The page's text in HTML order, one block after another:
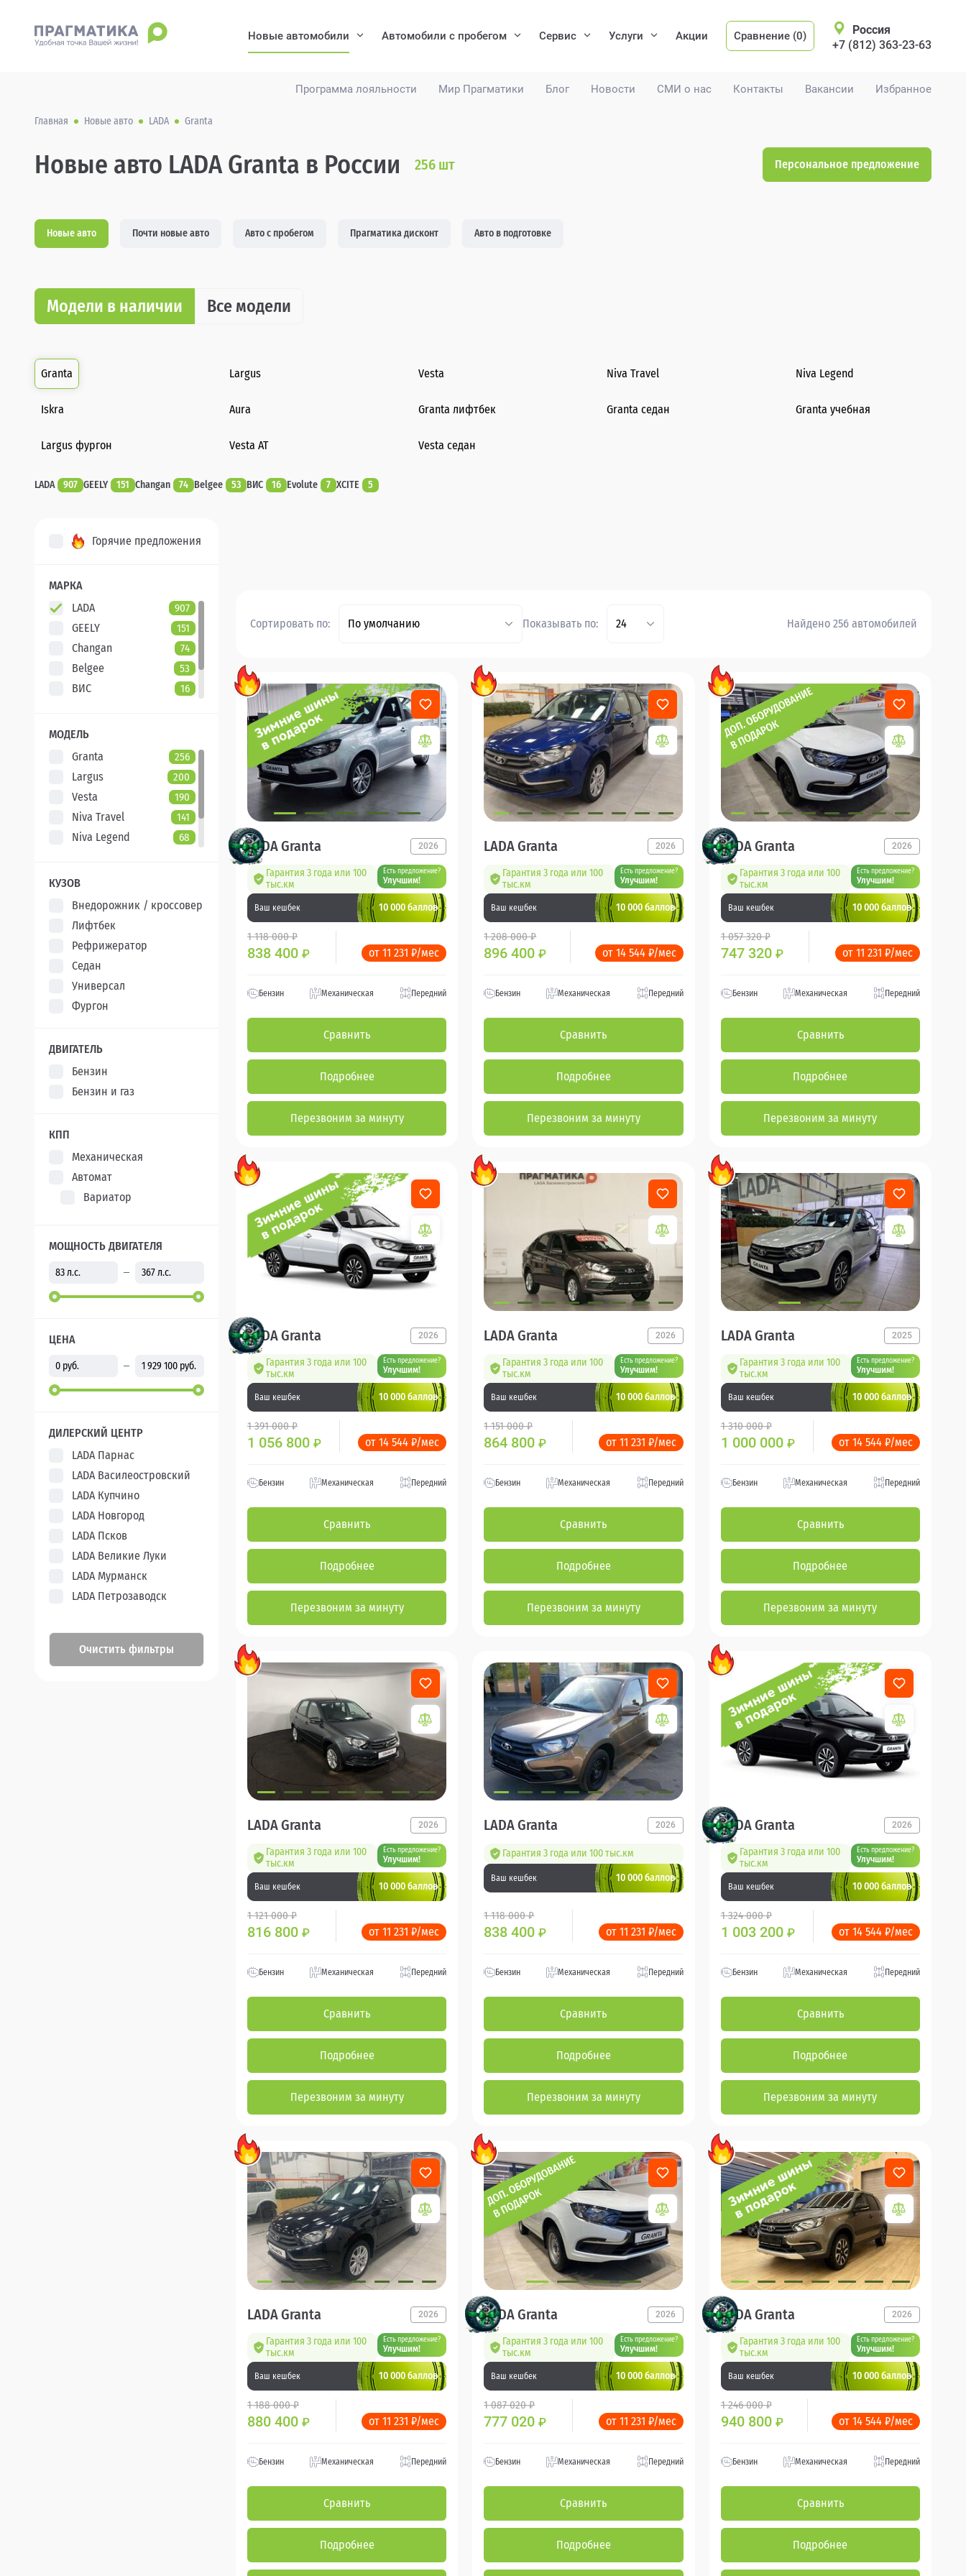
Программа лояльности Мир Прагматики Блог Новости СМИ о нас Контакты Вакансии Избранное
Новые автомобили Автомобили с пробегом Сервис Услуги Акции Сравнение (0)
Россия
+7 (812) 363-23-63
Главная Новые авто LADA Granta
Новые авто LADA Granta в России 256 шт Персональное предложение
Новые авто Почти новые авто Авто с пробегом Прагматика дисконт Авто в подготовке
Модели в наличии Все модели
Granta Largus Vesta Niva Travel Niva Legend
Iskra Aura Granta лифтбек Granta седан Granta учебная
Largus фургон Vesta AT Vesta седан
LADA 907 GEELY 151 Changan 74 Belgee 53 ВИС 16 Evolute 7 XCITE 5
Горячие предложения
МАРКА
LADA
907
GEELY 151
Changan 74
Belgee 53
ВИС 16
XCITE
МОДЕЛЬ
Granta
256
Largus 200
Vesta 190
Niva Travel 141
Niva Legend 68
Aura
КУЗОВ
Внедорожник / кроссовер
Лифтбек
Рефрижератор
Седан
Универсал
Фургон
ДВИГАТЕЛЬ
Бензин
Бензин и газ
КПП
Механическая
Автомат
Вариатор
МОЩНОСТЬ ДВИГАТЕЛЯ
ЦЕНА
ДИЛЕРСКИЙ ЦЕНТР
LADA Парнас
LADA Василеостровский
LADA Купчино
LADA Новгород
LADA Псков
LADA Великие Луки
LADA Мурманск
LADA Петрозаводск
Очистить фильтры
Сортировать по: По умолчанию Показывать по: 24 Найдено 256 автомобилей
LADA Granta 2026
Гарантия 3 года или 100
тыс.км
Есть предложение?
Улучшим!
Ваш кешбек 10 000 баллов
1 118 000 ₽
838 400 ₽ от 11 231 ₽/мес
Бензин Механическая Передний
Сравнить
Подробнее
Перезвоним за минуту
LADA Granta 2026
Гарантия 3 года или 100
тыс.км
Есть предложение?
Улучшим!
Ваш кешбек 10 000 баллов
1 208 000 ₽
896 400₽ от 14 544 ₽/мес
Бензин Механическая Передний
Сравнить
Подробнее
Перезвоним за минуту
LADA Granta 2026
Гарантия 3 года или 100
тыс.км
Есть предложение?
Улучшим!
Ваш кешбек 10 000 баллов
1 057 320 ₽
747 320 ₽ от 11 231 ₽/мес
Бензин Механическая Передний
Сравнить
Подробнее
Перезвоним за минуту
LADA Granta 2026
Гарантия 3 года или 100
тыс.км
Есть предложение?
Улучшим!
Ваш кешбек 10 000 баллов
1 391 000 ₽
1 056 800 ₽ от 14 544 ₽/мес
Бензин Механическая Передний
Сравнить
Подробнее
Перезвоним за минуту
LADA Granta 2026
Гарантия 3 года или 100
тыс.км
Есть предложение?
Улучшим!
Ваш кешбек 10 000 баллов
1 151 000 ₽
864 800₽ от 11 231 ₽/мес
Бензин Механическая Передний
Сравнить
Подробнее
Перезвоним за минуту
LADA Granta 2025
Гарантия 3 года или 100
тыс.км
Есть предложение?
Улучшим!
Ваш кешбек 10 000 баллов
1 310 000 ₽
1 000 000 ₽ от 14 544 ₽/мес
Бензин Механическая Передний
Сравнить
Подробнее
Перезвоним за минуту
LADA Granta 2026
Гарантия 3 года или 100
тыс.км
Есть предложение?
Улучшим!
Ваш кешбек 10 000 баллов
1 121 000 ₽
816 800 ₽ от 11 231 ₽/мес
Бензин Механическая Передний
Сравнить
Подробнее
Перезвоним за минуту
LADA Granta 2026
Гарантия 3 года или 100 тыс.км
Ваш кешбек 10 000 баллов
1 118 000 ₽
838 400₽ от 11 231 ₽/мес
Бензин Механическая Передний
Сравнить
Подробнее
Перезвоним за минуту
LADA Granta 2026
Гарантия 3 года или 100
тыс.км
Есть предложение?
Улучшим!
Ваш кешбек 10 000 баллов
1 324 000 ₽
1 003 200 ₽ от 14 544 ₽/мес
Бензин Механическая Передний
Сравнить
Подробнее
Перезвоним за минуту
LADA Granta 2026
Гарантия 3 года или 100
тыс.км
Есть предложение?
Улучшим!
Ваш кешбек 10 000 баллов
1 188 000 ₽
880 400 ₽ от 11 231 ₽/мес
Бензин Механическая Передний
Сравнить
Подробнее
LADA Granta 2026
Гарантия 3 года или 100
тыс.км
Есть предложение?
Улучшим!
Ваш кешбек 10 000 баллов
1 087 020 ₽
777 020₽ от 11 231 ₽/мес
Бензин Механическая Передний
Сравнить
Подробнее
LADA Granta 2026
Гарантия 3 года или 100
тыс.км
Есть предложение?
Улучшим!
Ваш кешбек 10 000 баллов
1 246 000 ₽
940 800 ₽ от 14 544 ₽/мес
Бензин Механическая Передний
Сравнить
Подробнее